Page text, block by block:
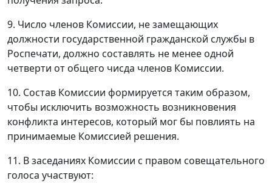
9. Число членов Комиссии, не замещающих
должности государственной гражданской службы в
Роспечати, должно составлять не менее одной
четверти от общего чисда членов Комиссии.
10. Состав Комиссии формируется таким образом,
чтобы исключить возможность возникновения
конфликта интересов, который мог бы повлиять на
принимаемые Комиссией решения.
11. В заседаниях Комиссии с правом совещательного
голоса участвуют: